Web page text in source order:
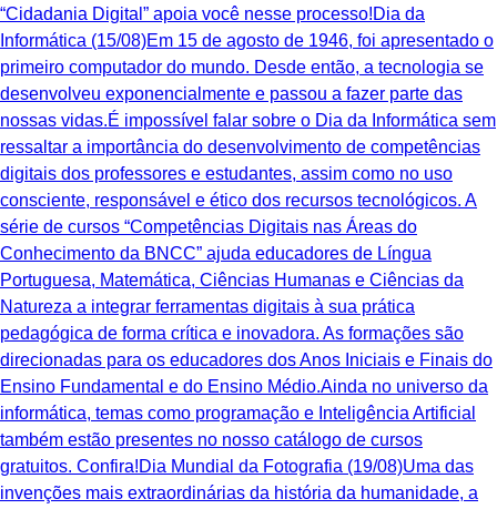
“Cidadania Digital” apoia você nesse processo!Dia da
Informática (15/08)Em 15 de agosto de 1946, foi apresentado o
primeiro computador do mundo. Desde então, a tecnologia se
desenvolveu exponencialmente e passou a fazer parte das
nossas vidas.É impossível falar sobre o Dia da Informática sem
ressaltar a importância do desenvolvimento de competências
digitais dos professores e estudantes, assim como no uso
consciente, responsável e ético dos recursos tecnológicos. A
série de cursos “Competências Digitais nas Áreas do
Conhecimento da BNCC” ajuda educadores de Língua
Portuguesa, Matemática, Ciências Humanas e Ciências da
Natureza a integrar ferramentas digitais à sua prática
pedagógica de forma crítica e inovadora. As formações são
direcionadas para os educadores dos Anos Iniciais e Finais do
Ensino Fundamental e do Ensino Médio.Ainda no universo da
informática, temas como programação e Inteligência Artificial
também estão presentes no nosso catálogo de cursos
gratuitos. Confira!Dia Mundial da Fotografia (19/08)Uma das
invenções mais extraordinárias da história da humanidade, a